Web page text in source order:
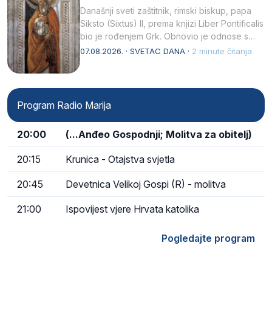
Današnji sveti zaštitnik, rimski biskup, papa
Siksto (Sixtus) II, prema knjizi Liber Pontificalis
bio je rođenjem Grk. Obnovio je odnose s
afričkim…
07.08.2026. · SVETAC DANA · 2 minute čitanja
Program Radio Marija
20:00 (...Anđeo Gospodnji; Molitva za obitelj)
20:15 Krunica - Otajstva svjetla
20:45 Devetnica Velikoj Gospi (R) - molitva
21:00 Ispovijest vjere Hrvata katolika
Pogledajte program